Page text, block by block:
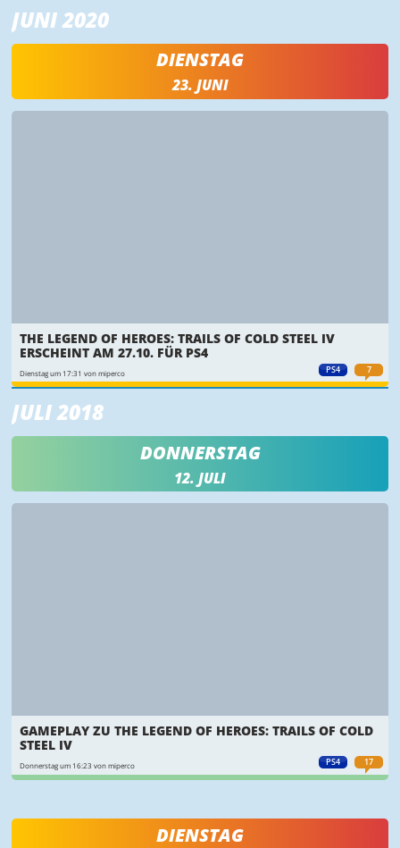
JUNI 2020
DIENSTAG
23. JUNI
PS4 7
THE LEGEND OF HEROES: TRAILS OF COLD STEEL IV
ERSCHEINT AM 27.10. FÜR PS4
Dienstag um 17:31 von miperco
JULI 2018
DONNERSTAG
12. JULI
PS4 17
GAMEPLAY ZU THE LEGEND OF HEROES: TRAILS OF COLD
STEEL IV
Donnerstag um 16:23 von miperco
DIENSTAG